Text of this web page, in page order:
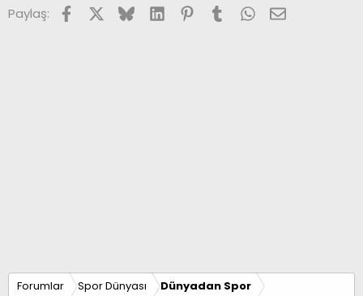
Paylaş: FacebookX (Twitter)
BlueskyLinkedInPinterest
TumblrWhatsApp
E-posta
Forumlar Spor Dünyası Dünyadan Spor